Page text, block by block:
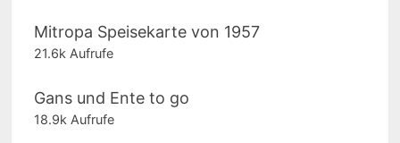
Mitropa Speisekarte von 1957
21.6k Aufrufe
Gans und Ente to go
18.9k Aufrufe